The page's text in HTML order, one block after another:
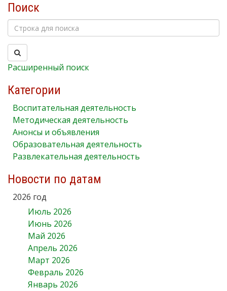
Поиск
Расширенный поиск
Категории
Воспитательная деятельность
Методическая деятельность
Анонсы и объявления
Образовательная деятельность
Развлекательная деятельность
Новости по датам
2026 год
Июль 2026
Июнь 2026
Май 2026
Апрель 2026
Март 2026
Февраль 2026
Январь 2026